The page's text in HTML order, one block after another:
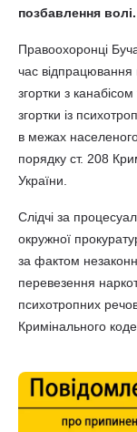
позбавлення волі.
Правоохоронці
час відпрацювання
згортки з
згортки із
в межах
порядку ст. 208
України.
Слідчі за
окружної
за фактом
перевезення
психотропних
Кримінального